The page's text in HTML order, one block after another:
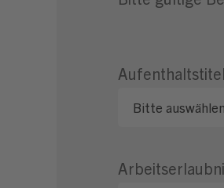
Aufenthaltstitel